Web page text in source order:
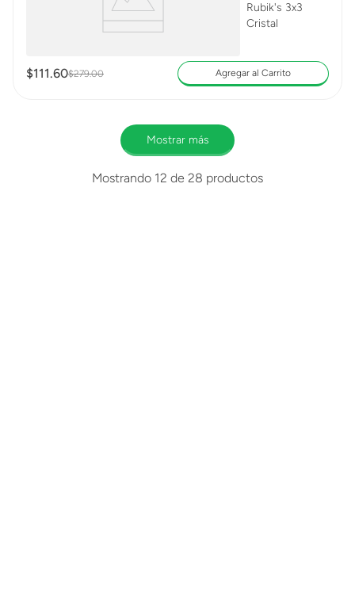
Rubik's 3x3
Cristal
$111.60$279.00 Agregar al Carrito
Mostrar más
Mostrando 12 de 28 productos